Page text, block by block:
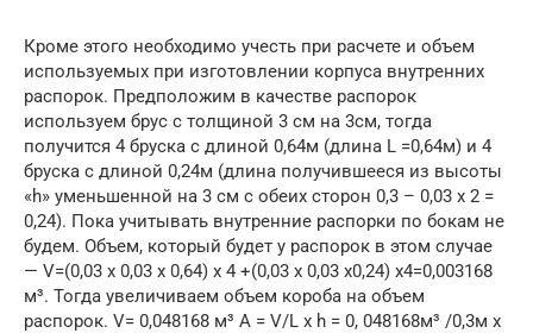
Кроме этого необходимо учесть при расчете и объем
используемых при изготовлении корпуса внутренних
распорок. Предположим в качестве распорок
используем брус с толщиной 3 см на 3см, тогда
получится 4 бруска с длиной 0,64м (длина L =0,64м) и 4
бруска с длиной 0,24м (длина получившееся из высоты
«h» уменьшенной на 3 см с обеих сторон 0,3 – 0,03 х 2 =
0,24). Пока учитывать внутренние распорки по бокам не
будем. Объем, который будет у распорок в этом случае
— V=(0,03 x 0,03 x 0,64) x 4 +(0,03 x 0,03 x0,24) x4=0,003168
м³. Тогда увеличиваем объем короба на объем
распорок. V= 0,048168 м³ А = V/L x h = 0, 048168м³ /0,3м x